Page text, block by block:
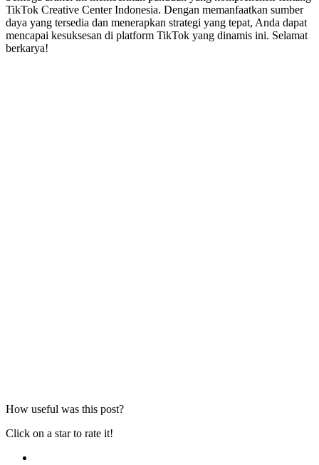
TikTok Creative Center Indonesia. Dengan memanfaatkan sumber
daya yang tersedia dan menerapkan strategi yang tepat, Anda dapat
mencapai kesuksesan di platform TikTok yang dinamis ini. Selamat
berkarya!
How useful was this post?
Click on a star to rate it!